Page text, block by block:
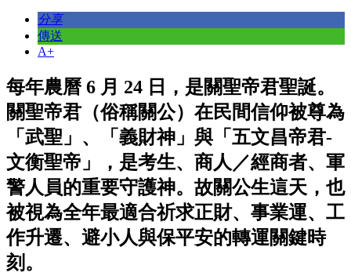
分享
傳送
A+
每年農曆 6 月 24 日，是關聖帝君聖誕。
關聖帝君（俗稱關公）在民間信仰被尊為
「武聖」、「義財神」與「五文昌帝君-
文衡聖帝」，是考生、商人／經商者、軍
警人員的重要守護神。故關公生這天，也
被視為全年最適合祈求正財、事業運、工
作升遷、避小人與保平安的轉運關鍵時
刻。